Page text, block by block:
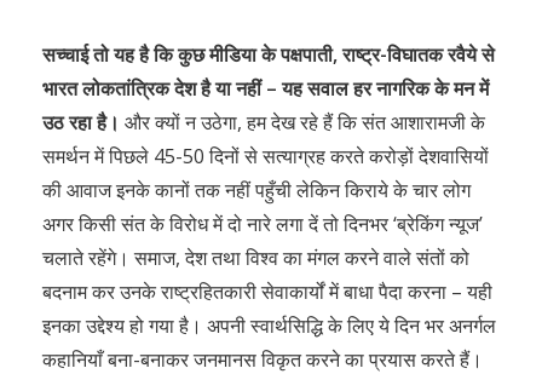
सच्चाई तो यह है कि कुछ मीडिया के पक्षपाती, राष्ट्र-विघातक रवैये से
भारत लोकतांत्रिक देश है या नहीं – यह सवाल हर नागरिक के मन में
उठ रहा है। और क्यों न उठेगा, हम देख रहे हैं कि संत आशारामजी के
समर्थन में पिछले 45-50 दिनों से सत्याग्रह करते करोड़ों देशवासियों
की आवाज इनके कानों तक नहीं पहुँची लेकिन किराये के चार लोग
अगर किसी संत के विरोध में दो नारे लगा दें तो दिनभर ‘ब्रेकिंग न्यूज’
चलाते रहेंगे। समाज, देश तथा विश्व का मंगल करने वाले संतों को
बदनाम कर उनके राष्ट्रहितकारी सेवाकार्यों में बाधा पैदा करना – यही
इनका उद्देश्य हो गया है। अपनी स्वार्थसिद्धि के लिए ये दिन भर अनर्गल
कहानियाँ बना-बनाकर जनमानस विकृत करने का प्रयास करते हैं।